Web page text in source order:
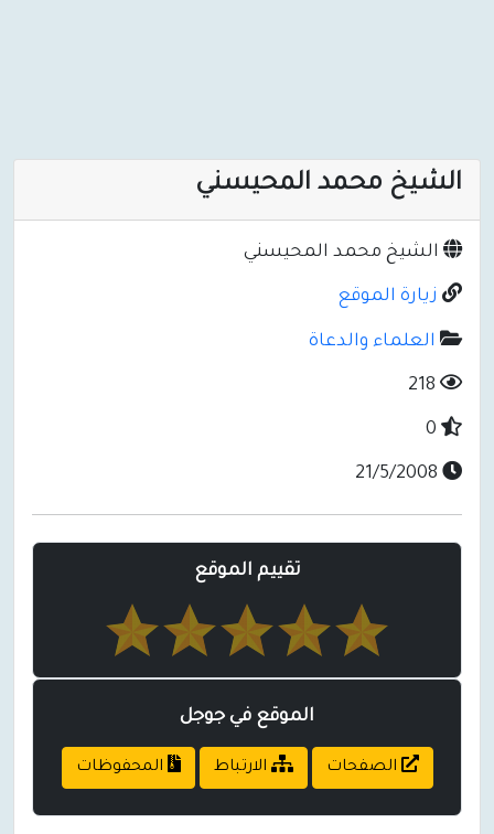
الشيخ محمد المحيسني
الشيخ محمد المحيسني
زيارة الموقع
العلماء والدعاة
تقييم الموقع
الموقع في جوجل
الصفحات الارتباط المحفوظات